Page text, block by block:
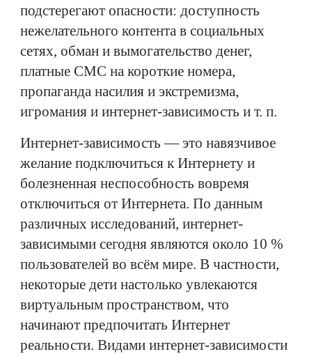
подстерегают опасности: доступность
нежелательного контента в социальных
сетях, обман и вымогательство денег,
платные СМС на короткие номера,
пропаганда насилия и экстремизма,
игромания и интернет-зависимость и т. п.
Интернет-зависимость — это навязчивое
желание подключиться к Интернету и
болезненная неспособность вовремя
отключиться от Интернета. По данным
различных исследований, интернет-
зависимыми сегодня являются около 10 %
пользователей во всём мире. В частности,
некоторые дети настолько увлекаются
виртуальным пространством, что
начинают предпочитать Интернет
реальности. Видами интернет-зависимости